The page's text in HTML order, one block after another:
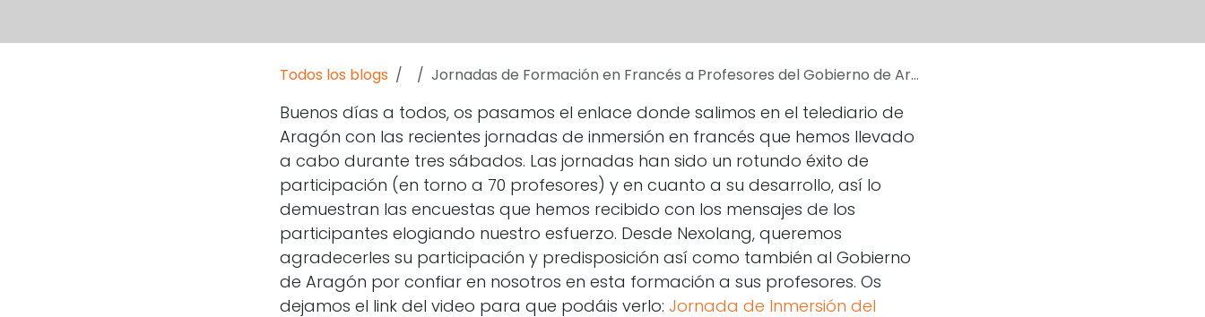
Todos los blogs Jornadas de Formación en Francés a Profesores del Gobierno de Aragón
Buenos días a todos, os pasamos el enlace donde salimos en el telediario de
Aragón con las recientes jornadas de inmersión en francés que hemos llevado
a cabo durante tres sábados. Las jornadas han sido un rotundo éxito de
participación (en torno a 70 profesores) y en cuanto a su desarrollo, así lo
demuestran las encuestas que hemos recibido con los mensajes de los
participantes elogiando nuestro esfuerzo. Desde Nexolang, queremos
agradecerles su participación y predisposición así como también al Gobierno
de Aragón por confiar en nosotros en esta formación a sus profesores. Os
dejamos el link del video para que podáis verlo: Jornada de Inmersión del